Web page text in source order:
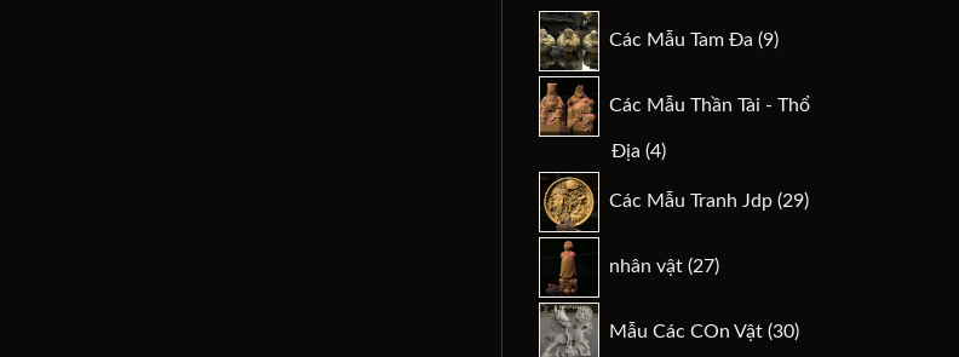
phẩm
Các Mẫu Tam Đa 9
sản
Các Mẫu Thần Tài - Thổ
Địa 44
phẩm
Các Mẫu Tranh Jdp 29
sản
nhân vật 27
sản
Mẫu Các COn Vật 30
sản